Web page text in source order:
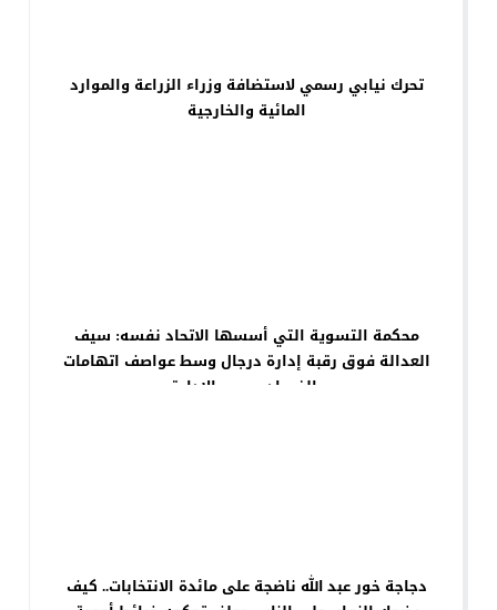
تحرك نيابي رسمي لاستضافة وزراء الزراعة والموارد
المائية والخارجية
محكمة التسوية التي أسسها الاتحاد نفسه: سيف
العدالة فوق رقبة إدارة درجال وسط عواصف اتهامات
بالفساد وسوء الإدارة
دجاجة خور عبد الله ناضجة على مائدة الانتخابات.. كيف